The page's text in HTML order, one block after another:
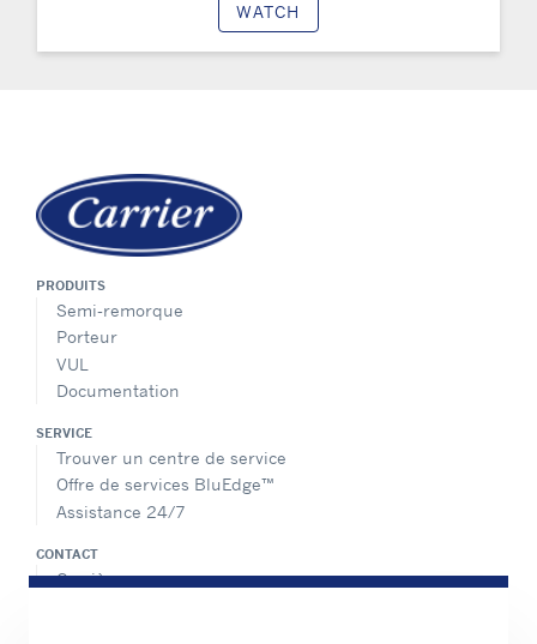
WATCH
PRODUITS
Semi-remorque
Porteur
VUL
Documentation
SERVICE
Trouver un centre de service
Offre de services BluEdge™
Assistance 24/7
CONTACT
Carrière